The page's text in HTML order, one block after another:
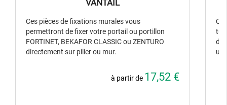
VANTAIL
Ces pièces de fixations murales vous
permettront de fixer votre portail ou portillon
FORTINET, BEKAFOR CLASSIC ou ZENTURO
directement sur pilier ou mur.
à partir de 17,52 €
un